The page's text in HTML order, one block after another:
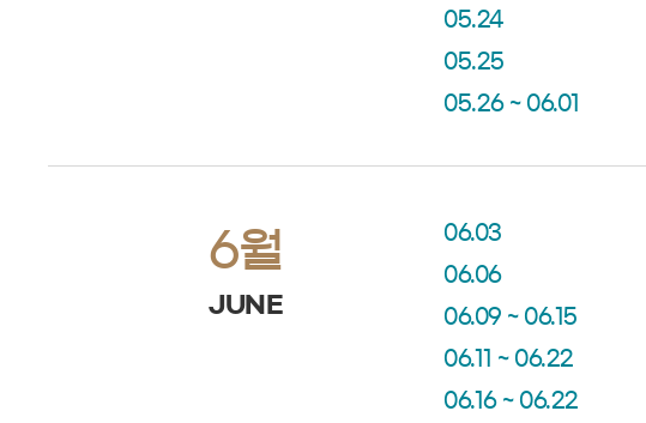
05.24
05.25
05.26 ~ 06.01
6월
JUNE
06.03
06.06
06.09 ~ 06.15
06.11 ~ 06.22
06.16 ~ 06.22